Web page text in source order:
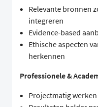
Relevante bronnen
integreren
Evidence-based
Ethische aspecten
herkennen
Professionele &
Projectmatig